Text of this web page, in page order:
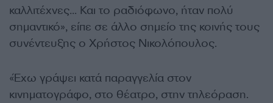
καλλιτέχνες… Και το ραδιόφωνο, ήταν πολύ
σημαντικό», είπε σε άλλο σημείο της κοινής τους
συνέντευξης ο Χρήστος Νικολόπουλος.
«Έχω γράψει κατά παραγγελία στον
κινηματογράφο, στο θέατρο, στην τηλεόραση.